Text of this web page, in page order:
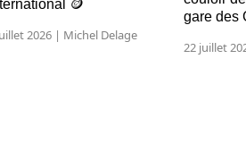
🪙
2026 | Michel Delage
gare des
22 juillet